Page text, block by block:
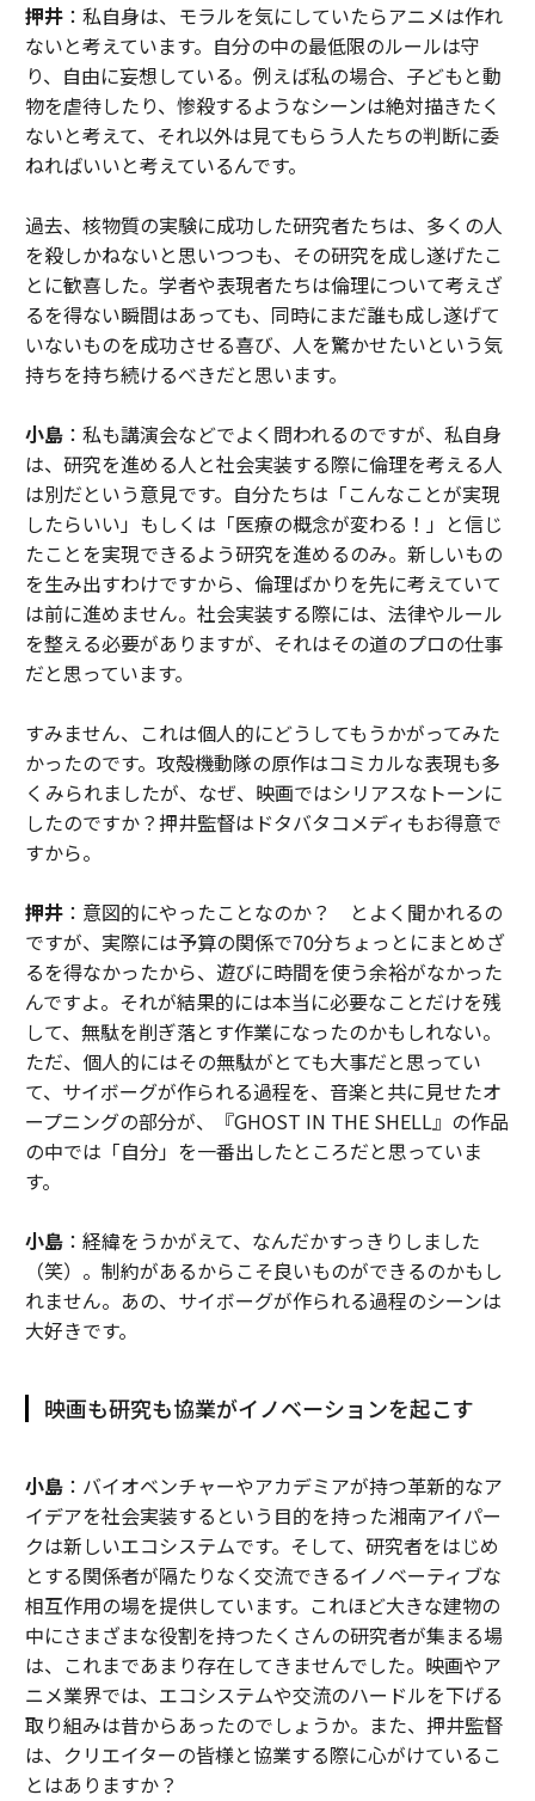
押井：私自身は、モラルを気にしていたらアニメは作れ
ないと考えています。自分の中の最低限のルールは守
り、自由に妄想している。例えば私の場合、子どもと動
物を虐待したり、惨殺するようなシーンは絶対描きたく
ないと考えて、それ以外は見てもらう人たちの判断に委
ねればいいと考えているんです。
過去、核物質の実験に成功した研究者たちは、多くの人
を殺しかねないと思いつつも、その研究を成し遂げたこ
とに歓喜した。学者や表現者たちは倫理について考えざ
るを得ない瞬間はあっても、同時にまだ誰も成し遂げて
いないものを成功させる喜び、人を驚かせたいという気
持ちを持ち続けるべきだと思います。
小島：私も講演会などでよく問われるのですが、私自身
は、研究を進める人と社会実装する際に倫理を考える人
は別だという意見です。自分たちは「こんなことが実現
したらいい」もしくは「医療の概念が変わる！」と信じ
たことを実現できるよう研究を進めるのみ。新しいもの
を生み出すわけですから、倫理ばかりを先に考えていて
は前に進めません。社会実装する際には、法律やルール
を整える必要がありますが、それはその道のプロの仕事
だと思っています。
すみません、これは個人的にどうしてもうかがってみた
かったのです。攻殻機動隊の原作はコミカルな表現も多
くみられましたが、なぜ、映画ではシリアスなトーンに
したのですか？押井監督はドタバタコメディもお得意で
すから。
押井：意図的にやったことなのか？ とよく聞かれるの
ですが、実際には予算の関係で70分ちょっとにまとめざ
るを得なかったから、遊びに時間を使う余裕がなかった
んですよ。それが結果的には本当に必要なことだけを残
して、無駄を削ぎ落とす作業になったのかもしれない。
ただ、個人的にはその無駄がとても大事だと思ってい
て、サイボーグが作られる過程を、音楽と共に見せたオ
ープニングの部分が、『GHOST IN THE SHELL』の作品
の中では「自分」を一番出したところだと思っていま
す。
小島：経緯をうかがえて、なんだかすっきりしました
（笑）。制約があるからこそ良いものができるのかもし
れません。あの、サイボーグが作られる過程のシーンは
大好きです。
映画も研究も協業がイノベーションを起こす
小島：バイオベンチャーやアカデミアが持つ革新的なア
イデアを社会実装するという目的を持った湘南アイパー
クは新しいエコシステムです。そして、研究者をはじめ
とする関係者が隔たりなく交流できるイノベーティブな
相互作用の場を提供しています。これほど大きな建物の
中にさまざまな役割を持つたくさんの研究者が集まる場
は、これまであまり存在してきませんでした。映画やア
ニメ業界では、エコシステムや交流のハードルを下げる
取り組みは昔からあったのでしょうか。また、押井監督
は、クリエイターの皆様と協業する際に心がけているこ
とはありますか？